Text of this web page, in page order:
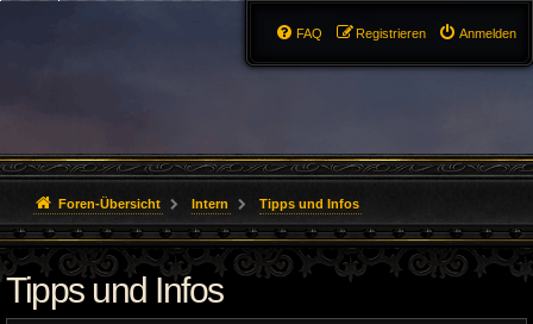
Anmelden
Registrieren
FAQ
Foren-Übersicht Intern Tipps und Infos
Tipps und Infos